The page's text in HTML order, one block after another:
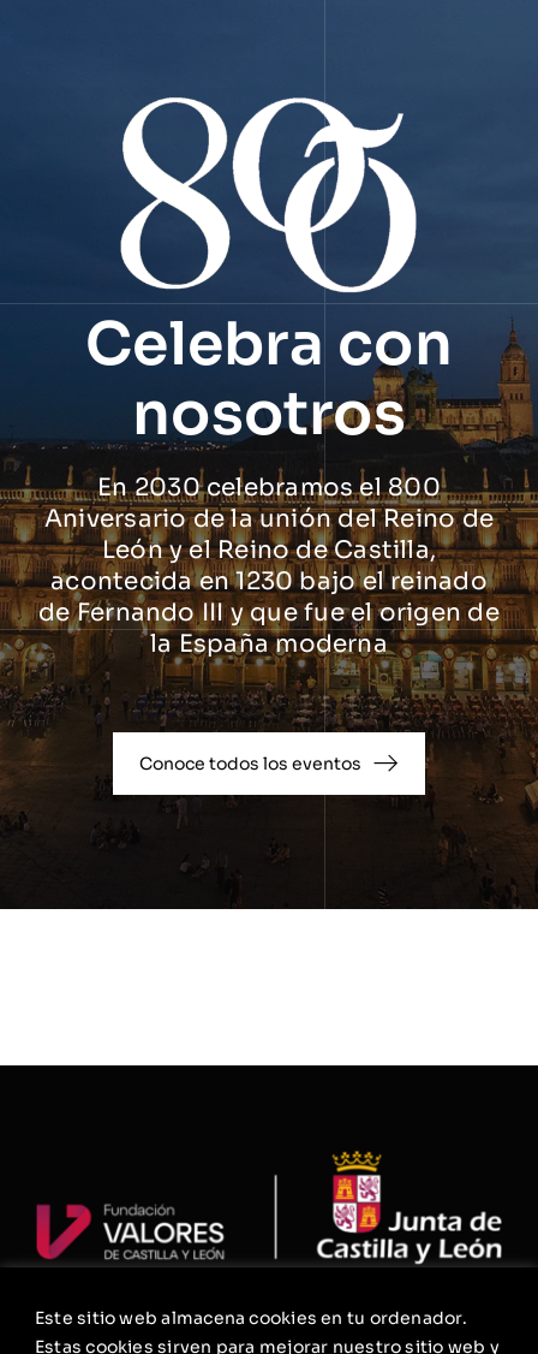
Este sitio web almacena cookies en tu ordenador.
Estas cookies sirven para mejorar nuestro sitio web y
Celebra con
nosotros
En 2030 celebramos el 800
Aniversario de la unión del Reino de
León y el Reino de Castilla,
acontecida en 1230 bajo el reinado
de Fernando III y que fue el origen de
la España moderna
Conoce todos los eventos
La Fundación